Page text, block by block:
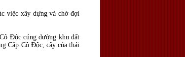
việc xây dựng và chờ đợi
Độc cúng dường khu đất
Cấp Cô Độc, cây của thái